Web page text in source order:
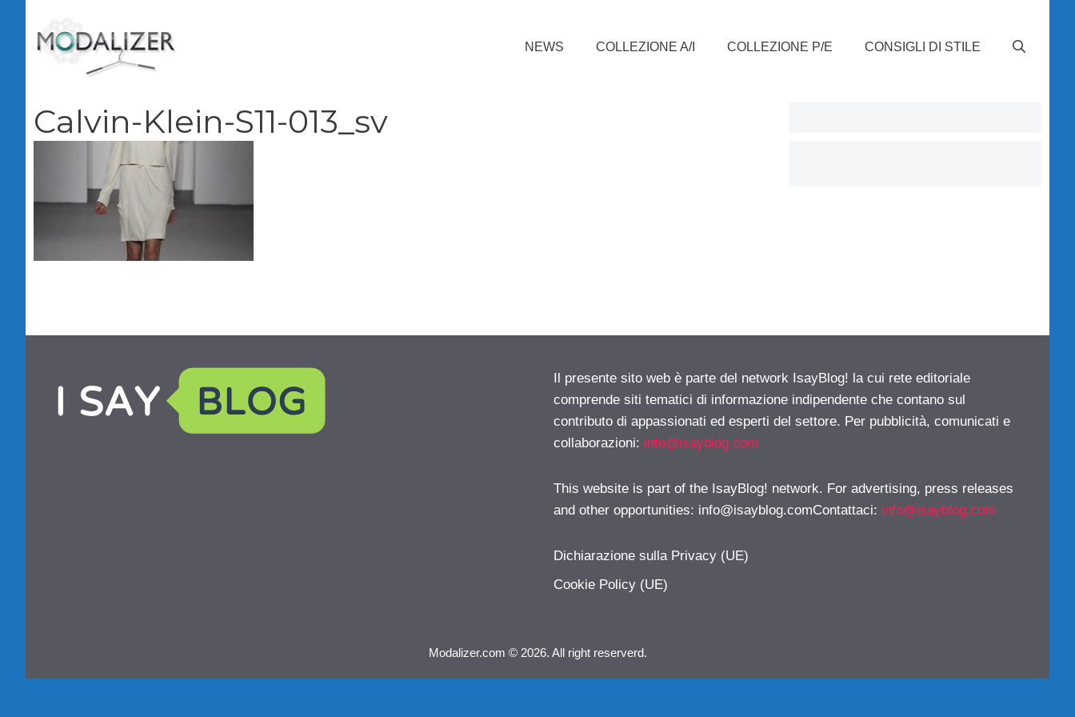
contenuto
NEWS COLLEZIONE A/I COLLEZIONE P/E CONSIGLI DI STILE
Calvin-Klein-S11-013_sv
Il presente sito web è parte del network IsayBlog! la cui rete editoriale
comprende siti tematici di informazione indipendente che contano sul
contributo di appassionati ed esperti del settore. Per pubblicità, comunicati e
collaborazioni: info@isayblog.com
This website is part of the IsayBlog! network. For advertising, press releases
and other opportunities: info@isayblog.comContattaci: info@isayblog.com
Dichiarazione sulla Privacy (UE)
Cookie Policy (UE)
Modalizer.com © 2026. All right reserverd.